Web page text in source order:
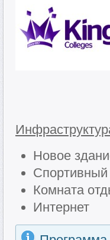
Новое
Спортивный
Комната
Интернет